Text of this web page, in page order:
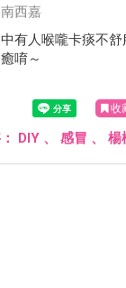
西嘉
有人喉嚨卡痰不
唷～
收
DIY 、 感冒 、 楊